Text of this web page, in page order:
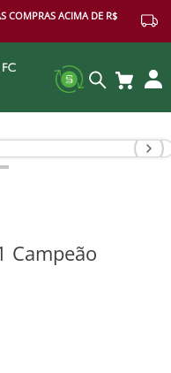
COMPRAS ACIMA DE R$
Campeão